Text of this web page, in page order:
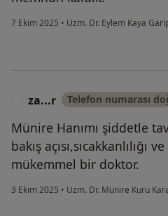
7 Ekim 2025 • Uzm. Dr. Eylem Kaya
za...r Telefon numarası
Münire Hanımı şiddetle
bakış açısı,sıcakkanlılığı
mükemmel bir doktor.
3 Ekim 2025 • Uzm. Dr. Münire Kuru